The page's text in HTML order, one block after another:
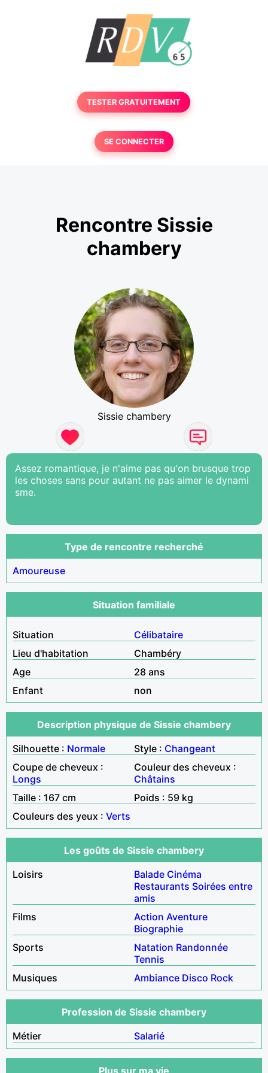
TESTER GRATUITEMENT
SE CONNECTER
Rencontre Sissie
chambery
Sissie chambery
Assez romantique, je n'aime pas qu'on brusque trop
les choses sans pour autant ne pas aimer le dynami
sme.
Type de rencontre recherché
Amoureuse
Situation familiale
Situation
Célibataire
Lieu d'habitation
Chambéry
Age
28 ans
Enfant
non
Description physique de Sissie chambery
Silhouette : Normale Style : Changeant
Coupe de cheveux :
Longs
Couleur des cheveux :
Châtains
Taille : 167 cm
Poids : 59 kg
Couleurs des yeux : Verts
Les goûts de Sissie chambery
Loisirs
Balade Cinéma
Restaurants Soirées entre
amis
Films
Action Aventure
Biographie
Sports
Natation Randonnée
Tennis
Musiques
Ambiance Disco Rock
Profession de Sissie chambery
Métier
Salarié
Plus sur ma vie